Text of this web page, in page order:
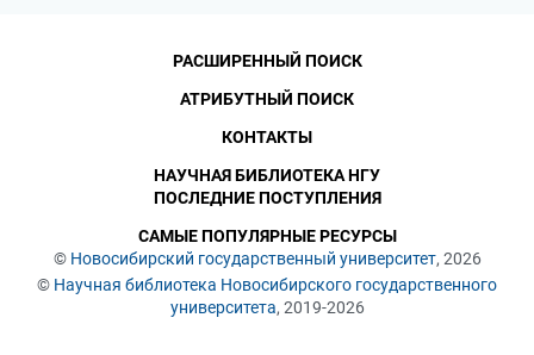
© Новосибирский государственный университет, 2026
© Научная библиотека Новосибирского государственного
университета, 2019-2026
РАСШИРЕННЫЙ ПОИСК
АТРИБУТНЫЙ ПОИСК
КОНТАКТЫ
НАУЧНАЯ БИБЛИОТЕКА НГУ
ПОСЛЕДНИЕ ПОСТУПЛЕНИЯ
САМЫЕ ПОПУЛЯРНЫЕ РЕСУРСЫ